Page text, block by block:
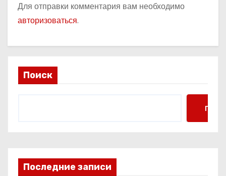
Для отправки комментария вам необходимо
авторизоваться.
Поиск
Поиск
Последние записи